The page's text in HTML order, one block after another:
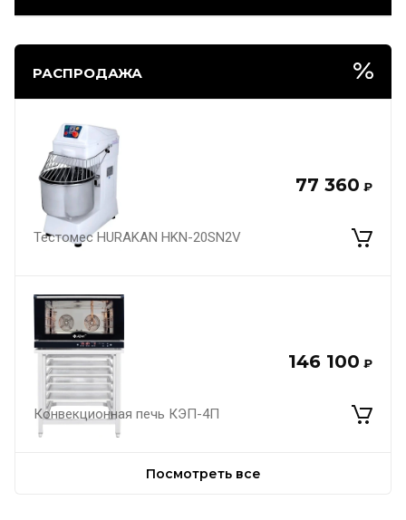
РАСПРОДАЖА
77 360 ₽
Тестомес HURAKAN HKN-20SN2V
146 100 ₽
Конвекционная печь КЭП-4П
Посмотреть все